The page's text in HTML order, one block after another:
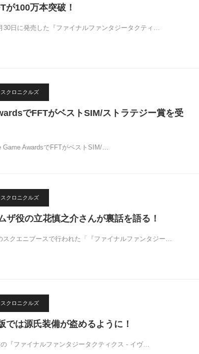
が100万本突破！
30日に発売した『ファイナルファンタジータクティ…
クロニクルズ
でFFTがベストSIM/ストラテジー賞を受
Game AwardsでFFTがベストSIM/…
クロニクルズ
ザ役の立花慎之介さんが裏話を語る！
スクエニブースで行われた「『ファイナルファンタジー…
クロニクルズ
では源氏装備が盗めるように！
『ファイナルファンタジータクティクス - イヴ…